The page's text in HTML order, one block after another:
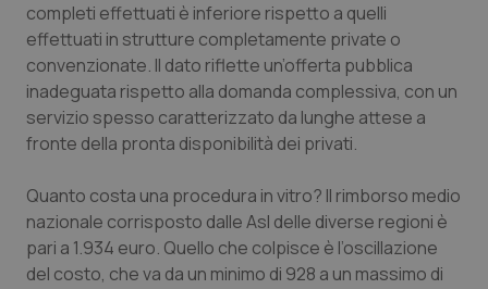
completi effettuati è inferiore rispetto a quelli
effettuati in strutture completamente private o
convenzionate. Il dato riflette un’offerta pubblica
inadeguata rispetto alla domanda complessiva, con un
servizio spesso caratterizzato da lunghe attese a
fronte della pronta disponibilità dei privati.
Quanto costa una procedura in vitro? Il rimborso medio
nazionale corrisposto dalle Asl delle diverse regioni è
pari a 1.934 euro. Quello che colpisce è l’oscillazione
del costo, che va da un minimo di 928 a un massimo di